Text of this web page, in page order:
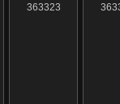
363323